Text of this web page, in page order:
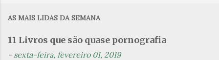
n
t
AS MAIS LIDAS DA SEMANA
11 Livros que são quase pornografia
- sexta-feira, fevereiro 01, 2019